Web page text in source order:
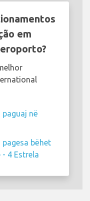
em
në
bëhet
- 4 Estrela